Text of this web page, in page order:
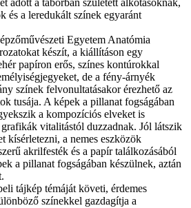
adott a táborban született alkotásoknak,
és a leredukált színek egyaránt
Egyetem Anatómia
készít, a kiállításon egy
papíron erős, színes kontúrokkal
de a fény-árnyék
színek felvonultatásakor érezhető az
tusája. A képek a pillanat fogságában
a kompozíciós elveket is
vitalitástól duzzadnak. Jól látszik
kísérletezni, a nemes eszközök
akrilfesték és a papír találkozásából
a pillanat fogságában készülnek, aztán
tájkép témáját követi, érdemes
színekkel gazdagítja a